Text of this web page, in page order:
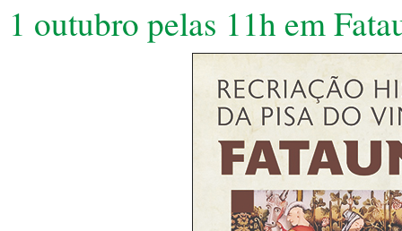
1 outubro pelas 11h em